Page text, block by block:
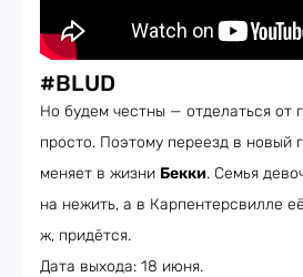
#BLUD
Но будем честны — отделаться от
просто. Поэтому переезд в новый
меняет в жизни Бекки. Семья
на нежить, а в Карпентерсвилле её
ж, придётся.
Дата выхода: 18 июня.